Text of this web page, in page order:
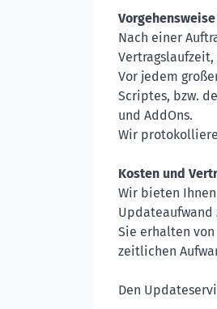
Nach einer
Vor jedem
Scriptes, bzw.
und AddOns.
Wir
Kosten und
Wir bieten
Updateaufwand
Sie erhalten
zeitlichen
Den